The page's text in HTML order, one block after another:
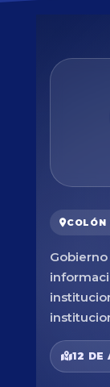
COLÓN
12 DE